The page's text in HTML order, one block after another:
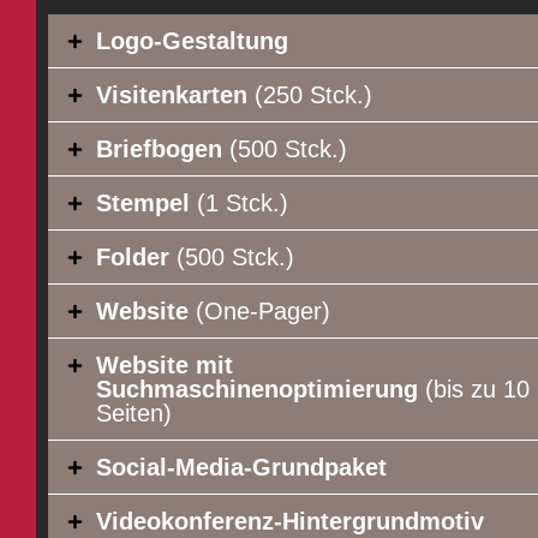
Logo-Gestaltung
Visitenkarten (250 Stck.)
Briefbogen (500 Stck.)
Stempel (1 Stck.)
Folder (500 Stck.)
Website (One-Pager)
Website mit
Suchmaschinenoptimierung (bis zu 10
Seiten)
Social-Media-Grundpaket
Videokonferenz-Hintergrundmotiv